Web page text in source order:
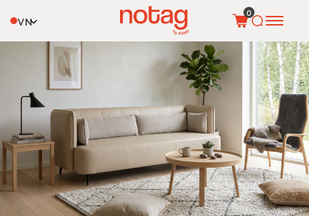
VN
0
bố trí phòng khách nhỏ